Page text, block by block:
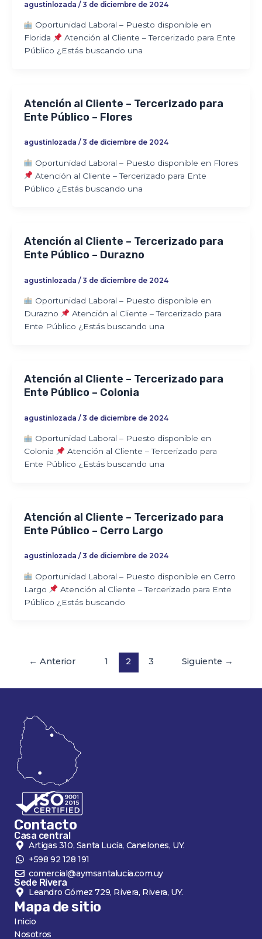
agustinlozada / 3 de diciembre de 2024
Oportunidad Laboral – Puesto disponible en
Florida
Atención al Cliente – Tercerizado para Ente
Público ¿Estás buscando una
Atención al Cliente – Tercerizado para
Ente Público – Flores
agustinlozada / 3 de diciembre de 2024
Oportunidad Laboral – Puesto disponible en Flores
Atención al Cliente – Tercerizado para Ente
Público ¿Estás buscando una
Atención al Cliente – Tercerizado para
Ente Público – Durazno
agustinlozada /3 de diciembre de 2024
Oportunidad Laboral – Puesto disponible en
Durazno
Atención al Cliente – Tercerizado para
Ente Público ¿Estás buscando una
Atención al Cliente – Tercerizado para
Ente Público – Colonia
agustinlozada / 3 de diciembre de 2024
Oportunidad Laboral – Puesto disponible en
Colonia
Atención al Cliente – Tercerizado para
Ente Público ¿Estás buscando una
Atención al Cliente – Tercerizado para
Ente Público – Cerro Largo
agustinlozada / 3 de diciembre de 2024
Oportunidad Laboral – Puesto disponible en Cerro
Largo
Atención al Cliente – Tercerizado para Ente
Público ¿Estás buscando
← Anterior 1 2 3 Siguiente →
Contacto
Casa central
Artigas 310, Santa Lucía, Canelones, UY.
+598 92 128 191
comercial@aymsantalucia.com.uy
Sede Rivera
Leandro Gómez 729, Rivera, Rivera, UY.
Mapa de sitio
Inicio
Nosotros